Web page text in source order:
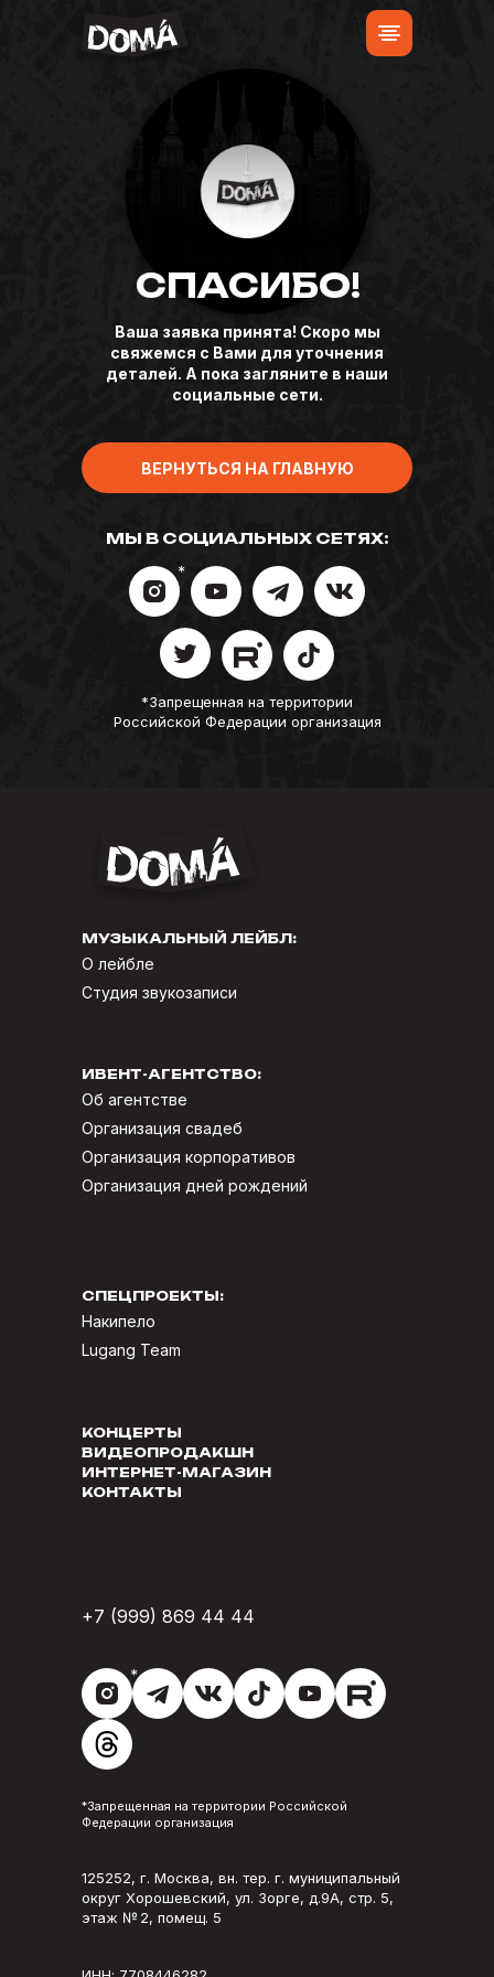
Ваша заявка принята! Скоро мы
свяжемся с Вами для уточнения
деталей. А пока загляните в наши
социальные сети.
ВЕРНУТЬСЯ НА ГЛАВНУЮ
СПАСИБО!
МЫ В СОЦИАЛЬНЫХ СЕТЯХ:
*Запрещенная на территории
Российской Федерации организация
*
*Запрещенная на территории Российской
Федерации организация
+7 (999) 869 44 44
ИВЕНТ-АГЕНТСТВО:
Об агентстве
Организация свадеб
Организация корпоративов
Организация дней рождений
КОНЦЕРТЫ
ВИДЕОПРОДАКШН
ИНТЕРНЕТ-МАГАЗИН
КОНТАКТЫ
СПЕЦПРОЕКТЫ:
Накипело
Lugang Team
МУЗЫКАЛЬНЫЙ ЛЕЙБЛ:
О лейбле
Студия звукозаписи
125252, г. Москва, вн. тер. г. муниципальный
округ Хорошевский, ул. Зорге, д.9А, стр. 5,
этаж № 2, помещ. 5
*